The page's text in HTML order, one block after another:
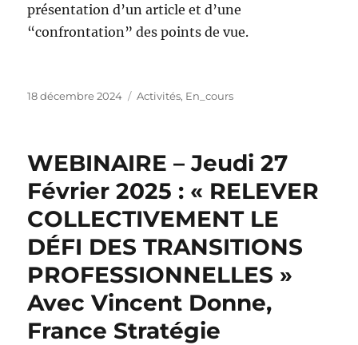
présentation d’un article et d’une
“confrontation” des points de vue.
18 décembre 2024 Activités, En_cours
WEBINAIRE – Jeudi 27
Février 2025 : « RELEVER
COLLECTIVEMENT LE
DÉFI DES TRANSITIONS
PROFESSIONNELLES »
Avec Vincent Donne,
France Stratégie